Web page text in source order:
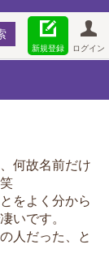
ログイン
新規登録
何故名前だけ
をよく分から
いです。
人だった、と